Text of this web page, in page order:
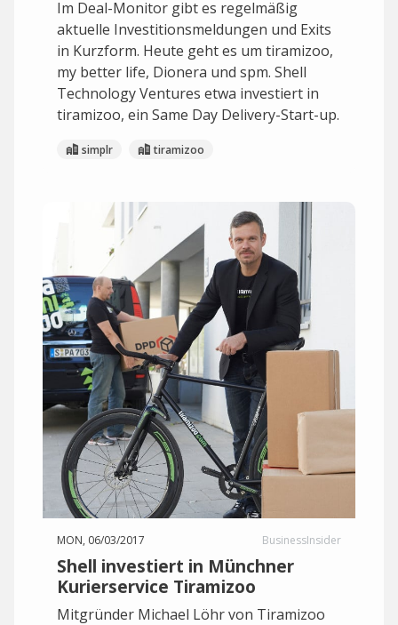
Im Deal-Monitor gibt es regelmäßig
aktuelle Investitionsmeldungen und Exits
in Kurzform. Heute geht es um tiramizoo,
my better life, Dionera und spm. Shell
Technology Ventures etwa investiert in
tiramizoo, ein Same Day Delivery-Start-up.
simplr tiramizoo
MON, 06/03/2017 BusinessInsider
Shell investiert in Münchner
Kurierservice Tiramizoo
Mitgründer Michael Löhr von Tiramizoo